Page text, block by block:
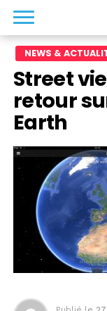
NEWS &
Street
retour
Earth